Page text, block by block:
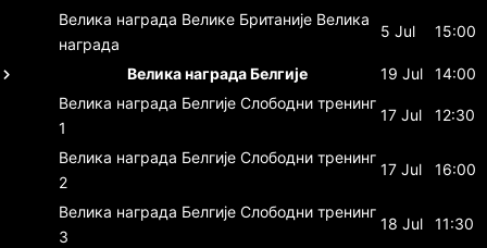
Велика награда Велике Британије Велика
награда
5 Jul 15:00
Велика награда Белгије 19 Jul
14:00
Велика награда Белгије Слободни тренинг
1
17 Jul 12:30
Велика награда Белгије Слободни тренинг
2
17 Jul 16:00
Велика награда Белгије Слободни тренинг
3
18 Jul 11:30